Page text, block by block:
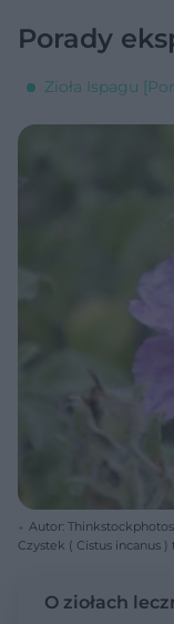
Porady
Zioła Ispagu
Autor:
Czystek ( Cistus incanus ) to zioło , któremu są przypisywane
O ziołach